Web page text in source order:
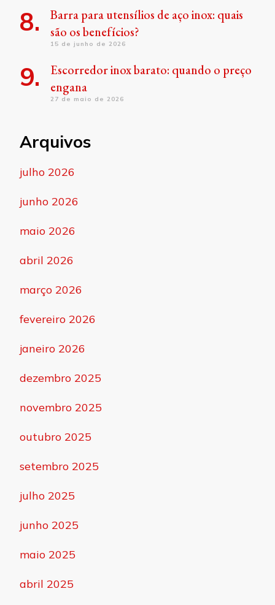
Barra para utensílios de aço inox: quais
são os benefícios?
15 de junho de 2026
Escorredor inox barato: quando o preço
engana
27 de maio de 2026
Arquivos
julho 2026
junho 2026
maio 2026
abril 2026
março 2026
fevereiro 2026
janeiro 2026
dezembro 2025
novembro 2025
outubro 2025
setembro 2025
julho 2025
junho 2025
maio 2025
abril 2025